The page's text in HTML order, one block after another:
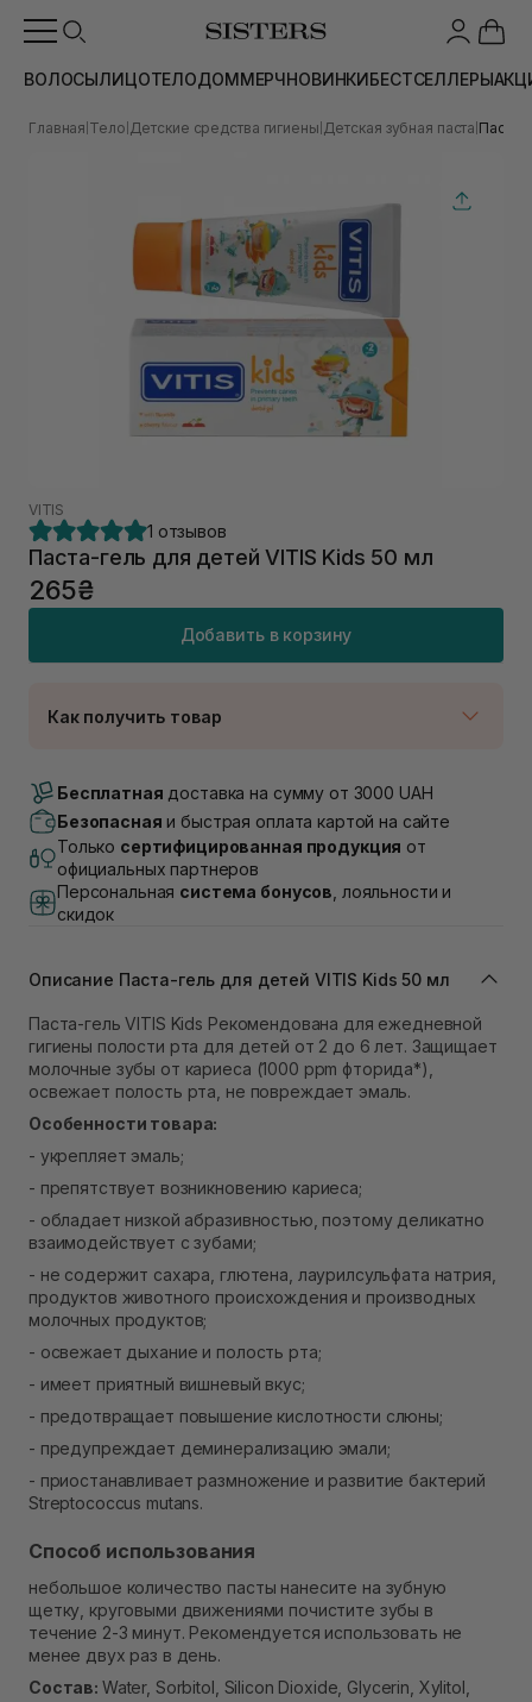
ВОЛОСЫЛИЦОТЕЛОДОММЕРЧНОВИНКИБЕСТСЕЛЛЕРЫ
Главная Тело Детские средства гигиены Детская зубная паста Паста-
VITIS
1 отзывов
Паста-гель для детей VITIS Kids 50 мл
265₴
Добавить в корзину
Как получить товар
В наличии
Самовывоз г. Луцк, Винниченка 4
Самовывоз г. Львов, ул. Академика Подстригача,
1В (Duck's Lake)
Самовывоз г. Львов ул. Степана Бандеры 43
Самовывоз Ровно
В наличии
Самовывоз г. Ровно, ул. Кулика и Гудачека 23 (ТЦ
Экватор)
В наличии
Бесплатная доставка на сумму от 3000 UAH
Безопасная и быстрая оплата картой на сайте
Только сертифицированная продукция от
официальных партнеров
Персональная система бонусов , лояльности и
скидок
Описание Паста-гель для детей VITIS Kids 50 мл
Паста-гель VITIS Kids Рекомендована для ежедневной
гигиены полости рта для детей от 2 до 6 лет. Защищает
молочные зубы от кариеса (1000 ppm фторида*),
освежает полость рта, не повреждает эмаль.
Особенности товара:
- укрепляет эмаль;
- препятствует возникновению кариеса;
- обладает низкой абразивностью, поэтому деликатно
взаимодействует с зубами;
- не содержит сахара, глютена, лаурилсульфата натрия,
продуктов животного происхождения и производных
молочных продуктов;
- освежает дыхание и полость рта;
- имеет приятный вишневый вкус;
- предотвращает повышение кислотности слюны;
- предупреждает деминерализацию эмали;
- приостанавливает размножение и развитие бактерий
Streptococcus mutans.
Способ использования
небольшое количество пасты нанесите на зубную
щетку, круговыми движениями почистите зубы в
течение 2-3 минут. Рекомендуется использовать не
менее двух раз в день.
Состав: Water, Sorbitol, Silicon Dioxide, Glycerin, Xylitol,